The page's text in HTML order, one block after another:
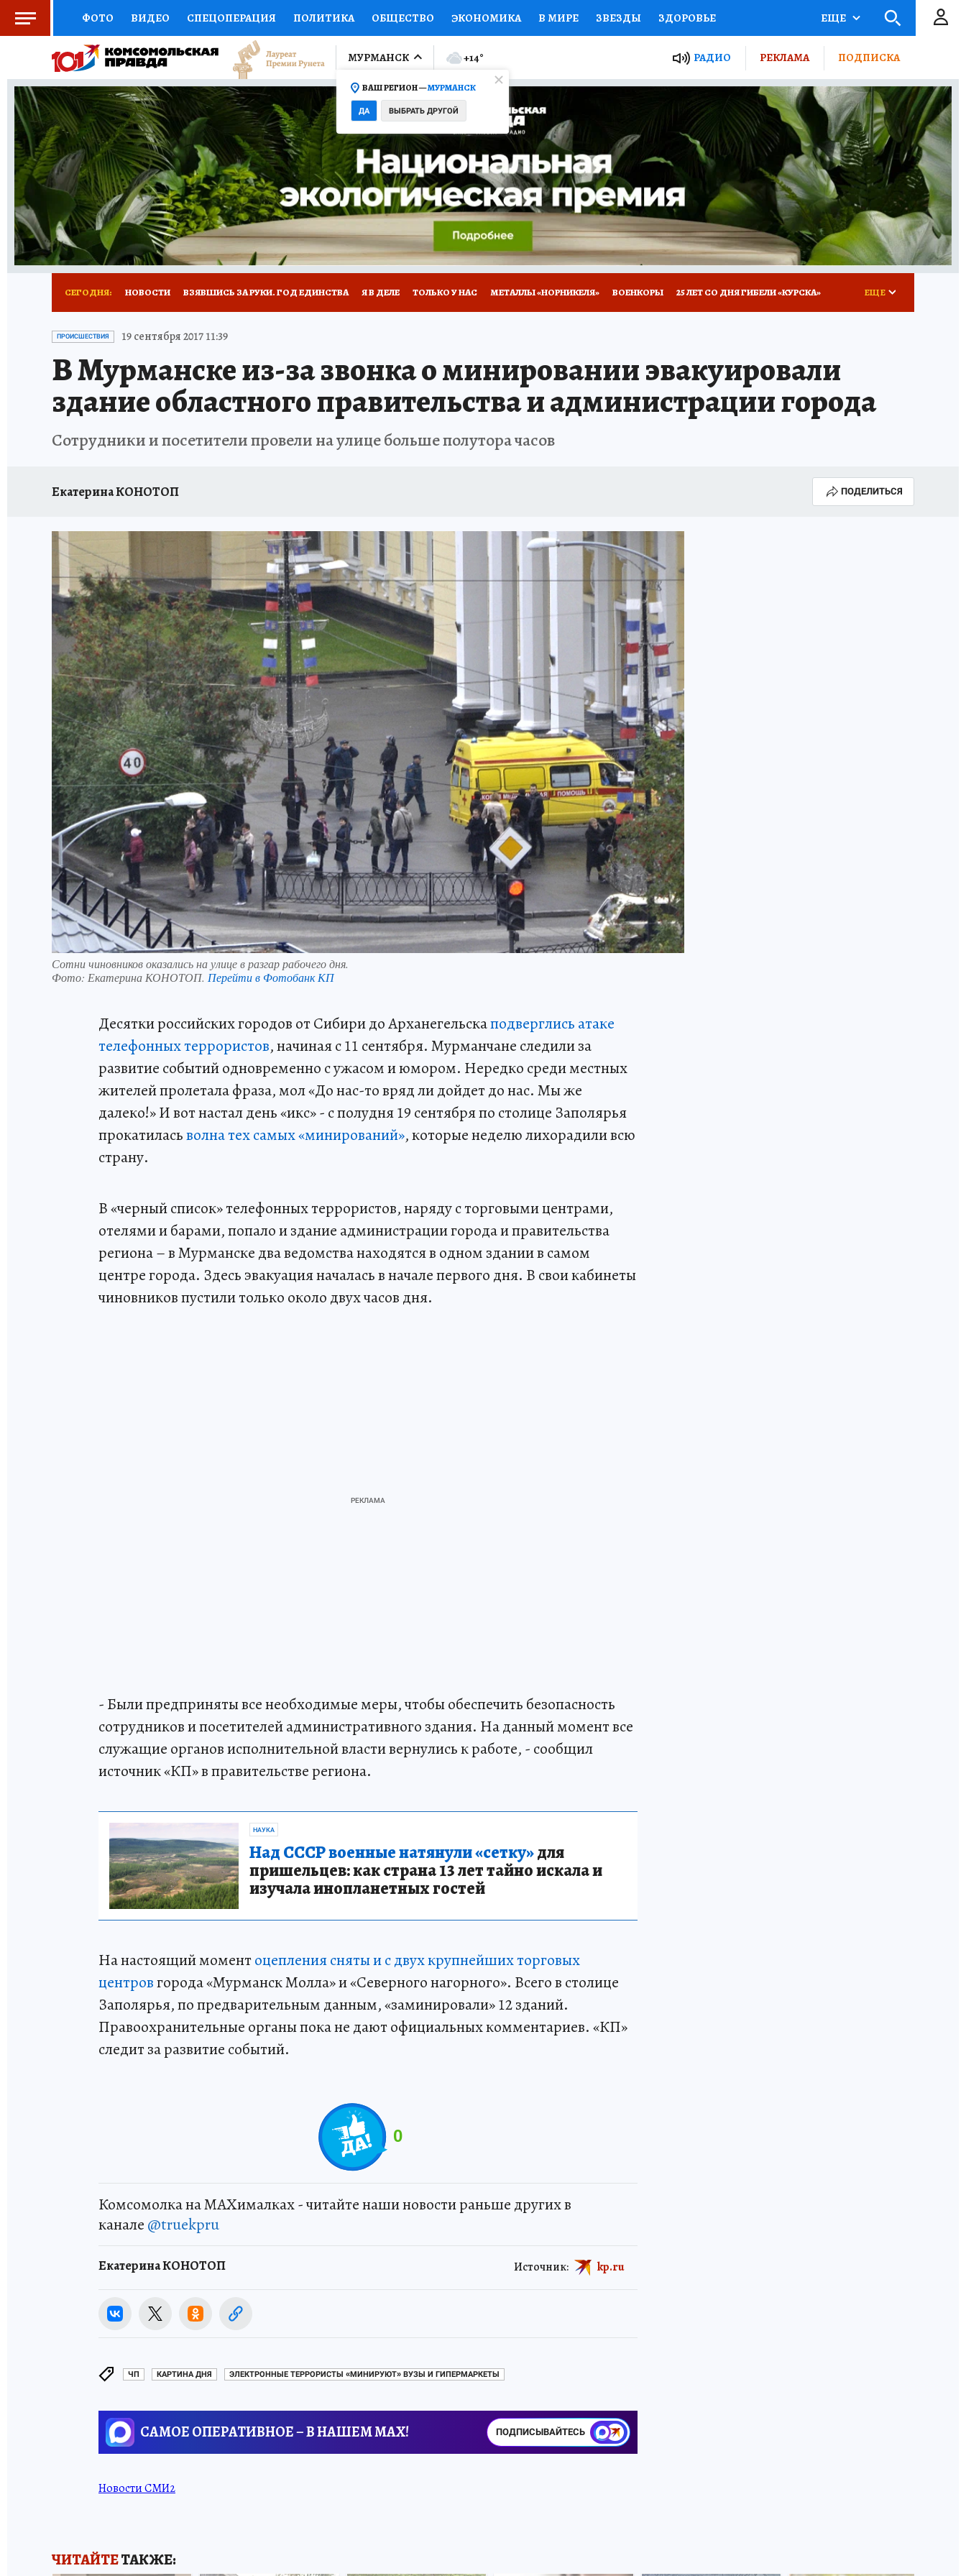
ФОТО ВИДЕО СПЕЦОПЕРАЦИЯ ПОЛИТИКА ОБЩЕСТВО ЭКОНОМИКА В МИРЕ ЗВЕЗДЫ ЗДОРОВЬЕ
СОЦПОДДЕРЖКА НАУКА СПОРТ КОЛУМНИСТЫ ПРОИСШЕСТВИЯ НАЦИОНАЛЬНЫЕ ПРОЕКТЫ РОССИИ
ВЫБОР ЭКСПЕРТОВ ДОКТОР ФИНАНСЫ ОТКРЫВАЕМ МИР Я ЗНАЮ СЕМЬЯ ЖЕНСКИЕ СЕКРЕТЫ ПУТЕВОДИТЕЛЬ
КНИЖНАЯ ПОЛКА ПРОГНОЗЫ НА СПОРТ ПРОМОКОДЫ СЕРИАЛЫ СПЕЦПРОЕКТЫ ДЕФИЦИТ ЖЕЛЕЗА ТУРИЗМ
ПРЕСС-ЦЕНТР НЕДВИЖИМОСТЬ ТЕЛЕВИЗОР КОЛЛЕКЦИИ КОНКУРСЫ РАБОТА У НАС ГИД ПОТРЕБИТЕЛЯ ВСЕ О КП
РАДИО КП РЕКЛАМА ТЕСТЫ НОВОЕ НА САЙТЕ
ЕЩЕ
МУРМАНСК
ВАШ РЕГИОН —МУРМАНСК
ДА ВЫБРАТЬ ДРУГОЙ
+14° РАДИО РЕКЛАМА ПОДПИСКА
СЕГОДНЯ: НОВОСТИ ВЗЯВШИСЬ ЗА РУКИ. ГОД ЕДИНСТВА Я В ДЕЛЕ ТОЛЬКО У НАС МЕТАЛЛЫ «НОРНИКЕЛЯ» ВОЕНКОРЫ 25 ЛЕТ СО ДНЯ ГИБЕЛИ «КУРСКА»
УКРАИНА: СВОДКА КП В МАХ
ЗАПОВЕДНАЯ РОССИЯ ПРОИСШЕСТВИЯ АФИША ШКОЛА ЖУРНАЛИСТИКИ ИСПЫТАНО НА СЕБЕ
ЕЩЕ
ПРОИСШЕСТВИЯ 19 сентября 2017 11:39
В Мурманске из-за звонка о минировании эвакуировали
здание областного правительства и администрации города
Сотрудники и посетители провели на улице больше полутора часов
Екатерина КОНОТОП ПОДЕЛИТЬСЯ
Сотни чиновников оказались на улице в разгар рабочего дня.
Фото: Екатерина КОНОТОП. Перейти в Фотобанк КП
Десятки российских городов от Сибири до Арханегельскаподверглись атаке
телефонных террористов, начиная с 11 сентября. Мурманчане следили за
развитие событий одновременно с ужасом и юмором. Нередко среди местных
жителей пролетала фраза, мол «До нас-то вряд ли дойдет до нас. Мы же
далеко!» И вот настал день «икс» - с полудня 19 сентября по столице Заполярья
прокатиласьволна тех самых «минирований», которые неделю лихорадили всю
страну.
В «черный список» телефонных террористов, наряду с торговыми центрами,
отелями и барами, попало и здание администрации города и правительства
региона – в Мурманске два ведомства находятся в одном здании в самом
центре города. Здесь эвакуация началась в начале первого дня. В свои кабинеты
чиновников пустили только около двух часов дня.
- Были предприняты все необходимые меры, чтобы обеспечить безопасность
сотрудников и посетителей административного здания. На данный момент все
служащие органов исполнительной власти вернулись к работе, - сообщил
источник «КП» в правительстве региона.
НАУКА
Над СССР военные натянули «сетку»для
пришельцев: как страна 13 лет тайно искала и
изучала инопланетных гостей
На настоящий моментоцепления сняты и с двух крупнейших торговых
центровгорода «Мурманск Молла» и «Северного нагорного». Всего в столице
Заполярья, по предварительным данным, «заминировали» 12 зданий.
Правоохранительные органы пока не дают официальных комментариев. «КП»
следит за развитие событий.
0
Комсомолка на MAXималках - читайте наши новости раньше других в
канале @truekpru
Екатерина КОНОТОП Источник: kp.ru
ЧП КАРТИНА ДНЯ ЭЛЕКТРОННЫЕ ТЕРРОРИСТЫ «МИНИРУЮТ» ВУЗЫ И ГИПЕРМАРКЕТЫ
САМОЕ ОПЕРАТИВНОЕ – В НАШЕМ MAX! ПОДПИСЫВАЙТЕСЬ
Новости СМИ2
ЧИТАЙТЕТАКЖЕ: